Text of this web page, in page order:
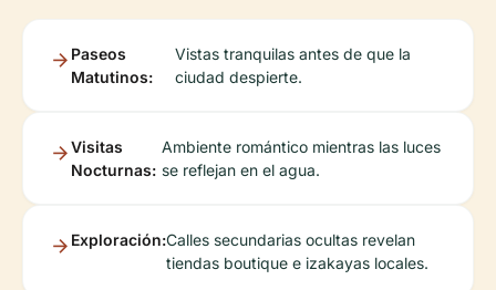
Paseos
Matutinos:
Vistas tranquilas antes de que la
ciudad despierte.
Visitas
Nocturnas:
Ambiente romántico mientras las luces
se reflejan en el agua.
Exploración:Calles secundarias ocultas revelan
tiendas boutique e izakayas locales.